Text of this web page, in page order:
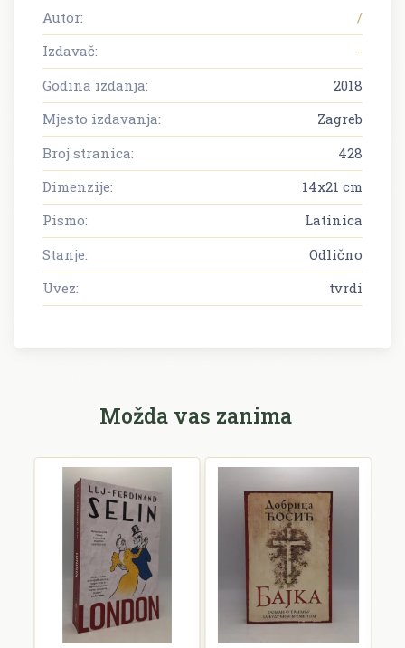
Autor:
/
Izdavač:
-
Godina izdanja:
2018
Mjesto izdavanja:
Zagreb
Broj stranica:
428
Dimenzije:
14x21 cm
Pismo:
Latinica
Stanje:
Odlično
Uvez:
tvrdi
Možda vas zanima